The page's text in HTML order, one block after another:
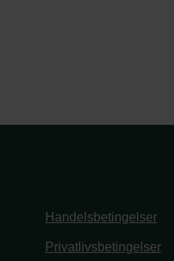
Handelsbetingelser
Privatlivsbetingelser